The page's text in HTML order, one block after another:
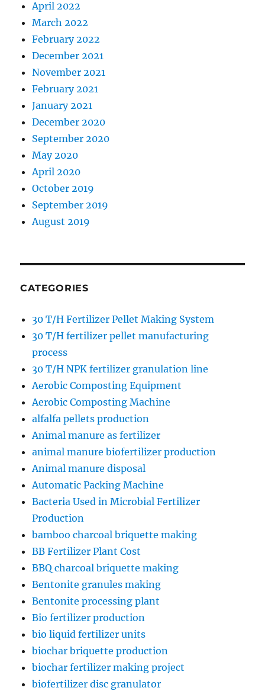
April 2022
March 2022
February 2022
December 2021
November 2021
February 2021
January 2021
December 2020
September 2020
May 2020
April 2020
October 2019
September 2019
August 2019
CATEGORIES
30 T/H Fertilizer Pellet Making System
30 T/H fertilizer pellet manufacturing
process
30 T/H NPK fertilizer granulation line
Aerobic Composting Equipment
Aerobic Composting Machine
alfalfa pellets production
Animal manure as fertilizer
animal manure biofertilizer production
Animal manure disposal
Automatic Packing Machine
Bacteria Used in Microbial Fertilizer
Production
bamboo charcoal briquette making
BB Fertilizer Plant Cost
BBQ charcoal briquette making
Bentonite granules making
Bentonite processing plant
Bio fertilizer production
bio liquid fertilizer units
biochar briquette production
biochar fertilizer making project
biofertilizer disc granulator